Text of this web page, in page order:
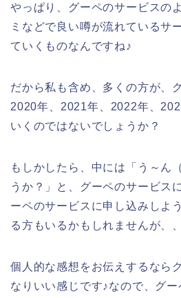
やっぱり、グーペのサービスの
ミなどで良い噂が流れているサ
ていくものなんですね♪
だから私も含め、多くの方が、
2020年、2021年、2022年、
いくのではないでしょうか？
もしかしたら、中には「う～ん
うか？」と、グーペのサービス
ーペのサービスに申し込みしよ
る方もいるかもしれませんが、、
個人的な感想をお伝えするなら
なりいい感じです♪なので、グ